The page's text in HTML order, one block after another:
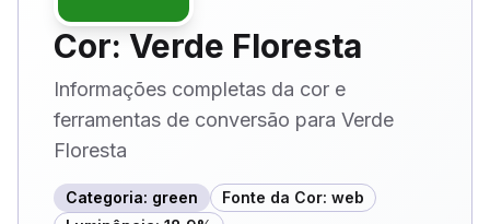
Cor: Verde Floresta
Informações completas da cor e
ferramentas de conversão para Verde
Floresta
Categoria: green Fonte da Cor: web